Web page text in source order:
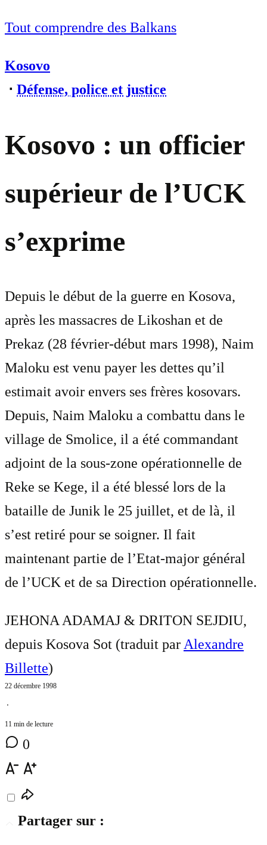
Tout comprendre des Balkans
Kosovo
⋅ Défense, police et justice
Kosovo : un officier
supérieur de l’UCK
s’exprime
Depuis le début de la guerre en Kosova,
après les massacres de Likoshan et de
Prekaz (28 février-début mars 1998), Naim
Maloku est venu payer les dettes qu’il
estimait avoir envers ses frères kosovars.
Depuis, Naim Maloku a combattu dans le
village de Smolice, il a été commandant
adjoint de la sous-zone opérationnelle de
Reke se Kege, il a été blessé lors de la
bataille de Junik le 25 juillet, et de là, il
s’est retiré pour se soigner. Il fait
maintenant partie de l’Etat-major général
de l’UCK et de sa Direction opérationnelle.
JEHONA ADAMAJ & DRITON SEJDIU,
depuis Kosova Sot (traduit parAlexandre
Billette)
22 décembre 1998
⋅
11 min de lecture
0
Partager sur :